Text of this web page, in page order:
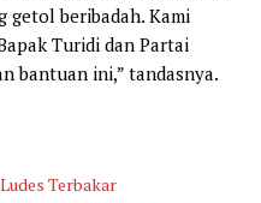
getol beribadah. Kami
Turidi dan Partai
bantuan ini,” tandasnya.
Terbakar